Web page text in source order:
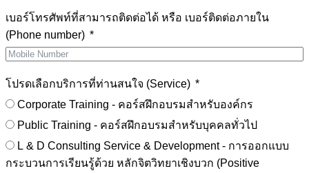
เบอร์โทรศัพท์ที่สามารถติดต่อได้ หรือ เบอร์ติดต่อภายใน
(Phone number)
โปรดเลือกบริการที่ท่านสนใจ (Service)
Corporate Training - คอร์สฝึกอบรมสำหรับองค์กร
Public Training - คอร์สฝึกอบรมสำหรับบุคคลทั่วไป
L & D Consulting Service & Development - การออกแบบ
กระบวนการเรียนรู้ด้วย หลักจิตวิทยาเชิงบวก (Positive